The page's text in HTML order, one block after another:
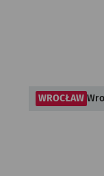
WROCŁAW